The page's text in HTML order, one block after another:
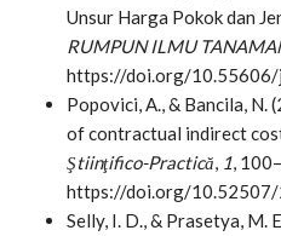
Unsur Harga Pokok dan
RUMPUN ILMU
https://doi.org/
Popovici, A., & Bancila,
of contractual indirect
Ştiinţifico-Practică, 1,
https://doi.org/
Selly, I. D., & Prasetya,